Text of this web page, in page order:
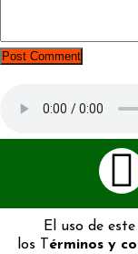
El uso de
los T érminos y